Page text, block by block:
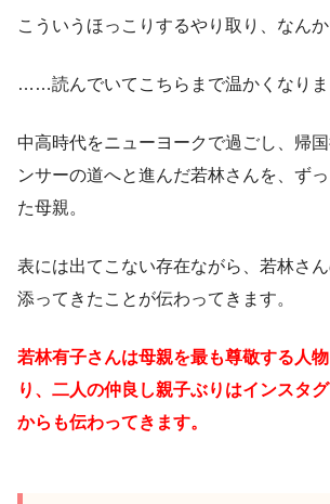
こういうほっこりするやり取り、なんか
……読んでいてこちらまで温かくなりま
中高時代をニューヨークで過ごし、帰
ンサーの道へと進んだ若林さんを、ず
た母親。
表には出てこない存在ながら、若林さ
添ってきたことが伝わってきます。
若林有子さんは母親を最も尊敬する人
り、二人の仲良し親子ぶりはインスタ
からも伝わってきます。